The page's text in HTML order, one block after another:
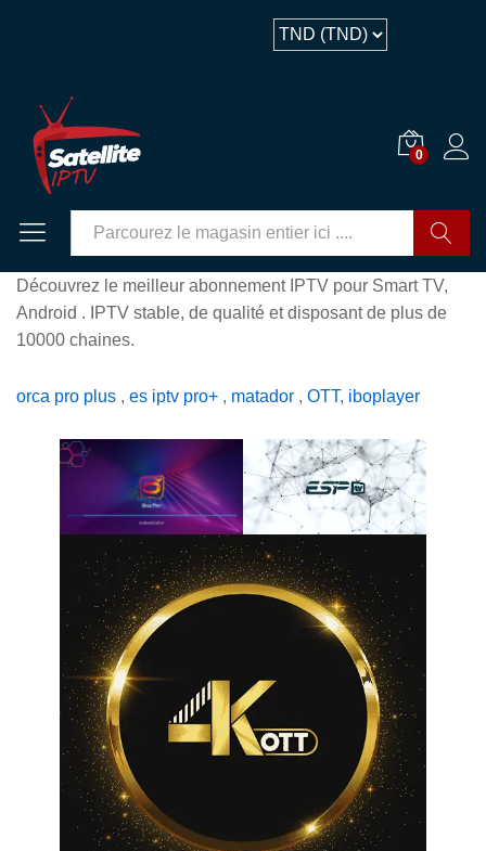
0
GO
Découvrez le meilleur abonnement IPTV pour Smart TV,
Android . IPTV stable, de qualité et disposant de plus de
10000 chaines.
orca pro plus , es iptv pro+ , matador , OTT, iboplayer